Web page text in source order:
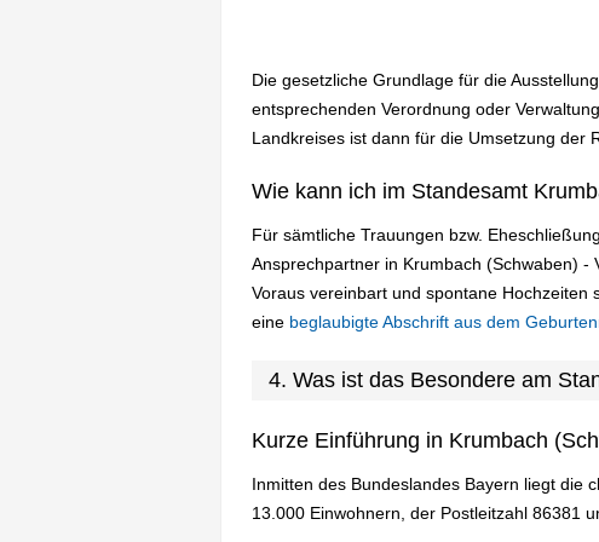
Die gesetzliche Grundlage für die
entsprechenden Verordnung oder
Landkreises ist dann für die Umsetzung der
Wie kann ich im Standesamt
Für sämtliche Trauungen bzw.
Ansprechpartner in Krumbach (Schwaben)
Voraus vereinbart und spontane
eine beglaubigte Abschrift aus dem
4. Was ist das Besondere am
Kurze Einführung in Krumbach
Inmitten des Bundeslandes Bayern liegt die
13.000 Einwohnern, der Postleitzahl 86381